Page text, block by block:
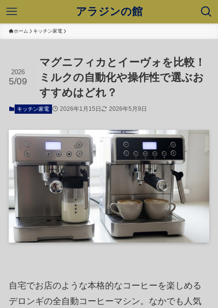
アラジンの館
ホーム キッチン家電
マグニフィカとイーヴォを比較！
ミルクの自動化や操作性で選ぶお
すすめはどれ？
2026
5/09
キッチン家電 2026年1月15日 2026年5月9日
自宅でお店のような本格的なコーヒーを楽しめる
デロンギの全自動コーヒーマシン。なかでも人気